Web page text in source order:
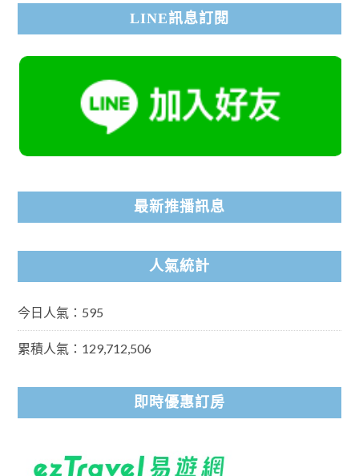
LINE訊息訂閱
最新推播訊息
人氣統計
今日人氣：595
累積人氣：129,712,506
即時優惠訂房